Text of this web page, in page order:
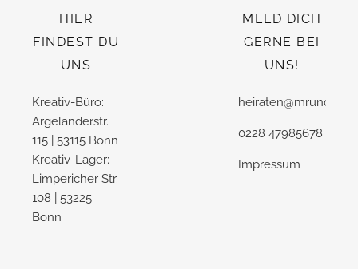
HIER
FINDEST DU
UNS
Kreativ-Büro:
Argelanderstr.
115 | 53115 Bonn
Kreativ-Lager:
Limpericher Str.
108 | 53225
Bonn
MELD DICH
GERNE BEI
UNS!
0228 47985678
Impressum